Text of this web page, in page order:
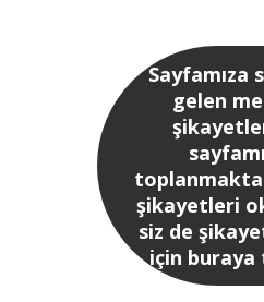
Sayfamıza
gelen
şikayetleri
siz de
için buraya